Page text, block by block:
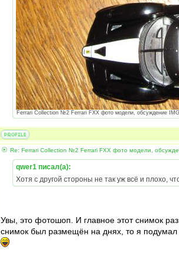
Ferrari Collection №2 Ferrari FXX фото модели, обсуждение
Re: Ferrari Collection №2 Ferrari FXX фото модели,
qwer1 писал(а):
Хотя с другой стороны не так уж всё и плохо,
Увы, это фотошоп. И главное этот снимок
снимок был размещён на днях, то я подумал